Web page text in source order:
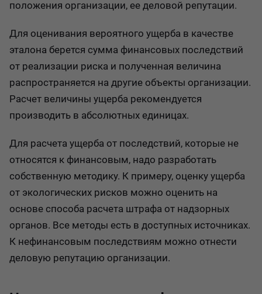
положения организации, ее деловой репутации.
Для оценивания вероятного ущерба в качестве
эталона берется сумма финансовых последствий
от реализации риска и полученная величина
распространяется на другие объекты организации.
Расчет величины ущерба рекомендуется
производить в абсолютных единицах.
Для расчета ущерба от последствий, которые не
относятся к финансовым, надо разработать
собственную методику. К примеру, оценку ущерба
от экологических рисков можно оценить на
основе способа расчета штрафа от надзорных
органов. Все методы есть в доступных источниках.
К нефинансовым последствиям можно отнести
деловую репутацию организации.